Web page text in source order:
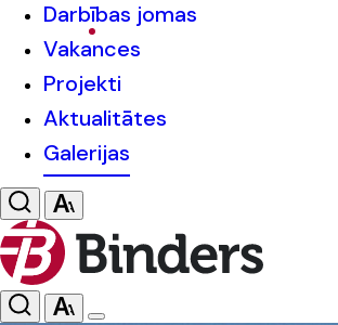
Darbības jomas
Vakances
Projekti
Aktualitātes
Galerijas